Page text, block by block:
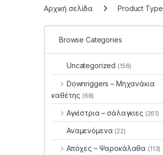
Αρχική σελίδα Product Type
Browse Categories
Uncategorized (156)
Downriggers – Μηχανάκια
καθέτης (68)
Αγκίστρια – σάλαγκιες (261)
Αναμενόμενα (22)
Απόχες – Ψαροκάλαθα (113)